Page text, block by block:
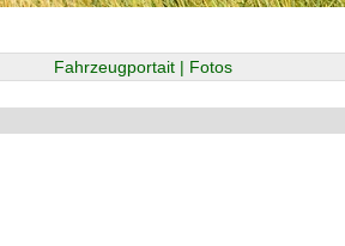
Fahrzeugportait | Fotos